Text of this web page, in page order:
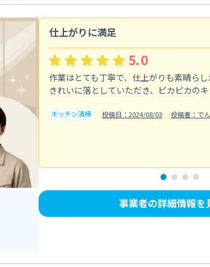
仕上がりに満足
5.0
作業はとても丁寧で、仕上がりも素晴ら
きれいに落としていただき、ピカピカのキ
キッチン清掃 投稿日：2024/08/03 投稿者：で
事業者の詳細情報を